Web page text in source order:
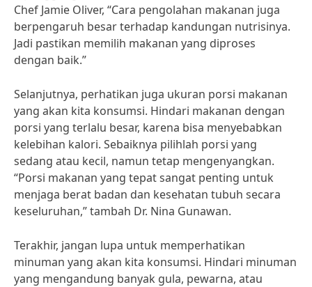
Chef Jamie Oliver, “Cara pengolahan makanan juga
berpengaruh besar terhadap kandungan nutrisinya.
Jadi pastikan memilih makanan yang diproses
dengan baik.”
Selanjutnya, perhatikan juga ukuran porsi makanan
yang akan kita konsumsi. Hindari makanan dengan
porsi yang terlalu besar, karena bisa menyebabkan
kelebihan kalori. Sebaiknya pilihlah porsi yang
sedang atau kecil, namun tetap mengenyangkan.
“Porsi makanan yang tepat sangat penting untuk
menjaga berat badan dan kesehatan tubuh secara
keseluruhan,” tambah Dr. Nina Gunawan.
Terakhir, jangan lupa untuk memperhatikan
minuman yang akan kita konsumsi. Hindari minuman
yang mengandung banyak gula, pewarna, atau